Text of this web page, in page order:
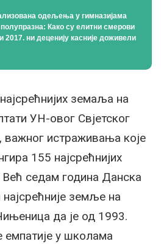
одељења у гимназијама
Како су елитни смерови
2017. ни деценију касније доживели
земаља на
УН-овог Свјетског
важног истраживања које
155 најсрећнијих
Већ седам година Данска
земље на
да је од 1993.
емпатије у школама